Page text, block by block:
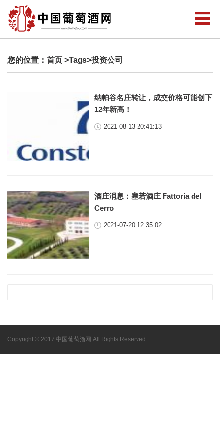
您的位置： 首页 >Tags>投资公司
纳帕谷名庄转让，成交价格可能创下
12年新高！
2021-08-13 20:41:13
酒庄消息：塞若酒庄 Fattoria del
Cerro
2021-07-20 12:35:02
Copyright © 2017 中国葡萄酒网 All Rights Reserved